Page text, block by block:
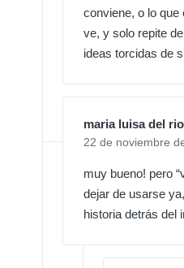
conviene, o lo que
ve, y solo repite
ideas torcidas de
maria luisa del rio
22 de noviembre
muy bueno! pero
dejar de usarse
historia detrás del